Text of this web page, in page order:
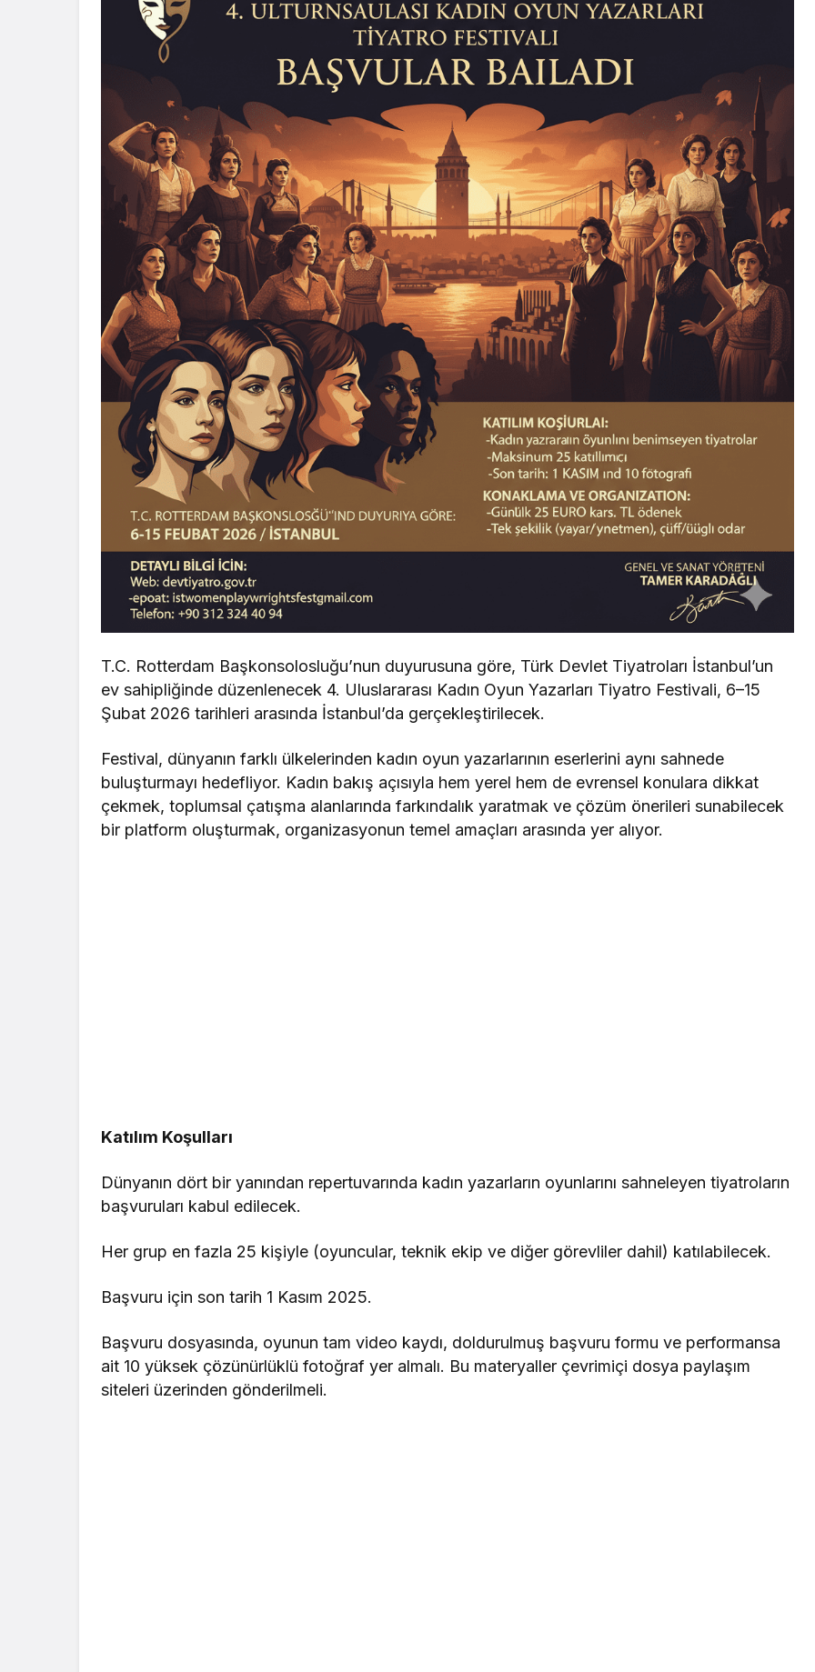
T.C. Rotterdam Başkonsolosluğu’nun duyurusuna göre, Türk Devlet Tiyatroları İstanbul’un
ev sahipliğinde düzenlenecek 4. Uluslararası Kadın Oyun Yazarları Tiyatro Festivali, 6–15
Şubat 2026 tarihleri arasında İstanbul’da gerçekleştirilecek.
Festival, dünyanın farklı ülkelerinden kadın oyun yazarlarının eserlerini aynı sahnede
buluşturmayı hedefliyor. Kadın bakış açısıyla hem yerel hem de evrensel konulara dikkat
çekmek, toplumsal çatışma alanlarında farkındalık yaratmak ve çözüm önerileri sunabilecek
bir platform oluşturmak, organizasyonun temel amaçları arasında yer alıyor.
Katılım Koşulları
Dünyanın dört bir yanından repertuvarında kadın yazarların oyunlarını sahneleyen tiyatroların
başvuruları kabul edilecek.
Her grup en fazla 25 kişiyle (oyuncular, teknik ekip ve diğer görevliler dahil) katılabilecek.
Başvuru için son tarih 1 Kasım 2025.
Başvuru dosyasında, oyunun tam video kaydı, doldurulmuş başvuru formu ve performansa
ait 10 yüksek çözünürlüklü fotoğraf yer almalı. Bu materyaller çevrimiçi dosya paylaşım
siteleri üzerinden gönderilmeli.